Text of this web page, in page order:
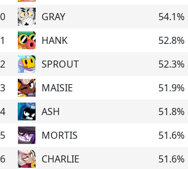
GRAY 54.1%
HANK 52.8%
SPROUT 52.3%
MAISIE 51.9%
ASH 51.8%
MORTIS 51.6%
CHARLIE 51.6%